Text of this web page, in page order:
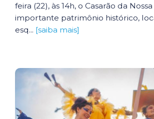
feira (22), às 14h, o Casarão da
importante patrimônio histórico,
esq... [saiba mais]